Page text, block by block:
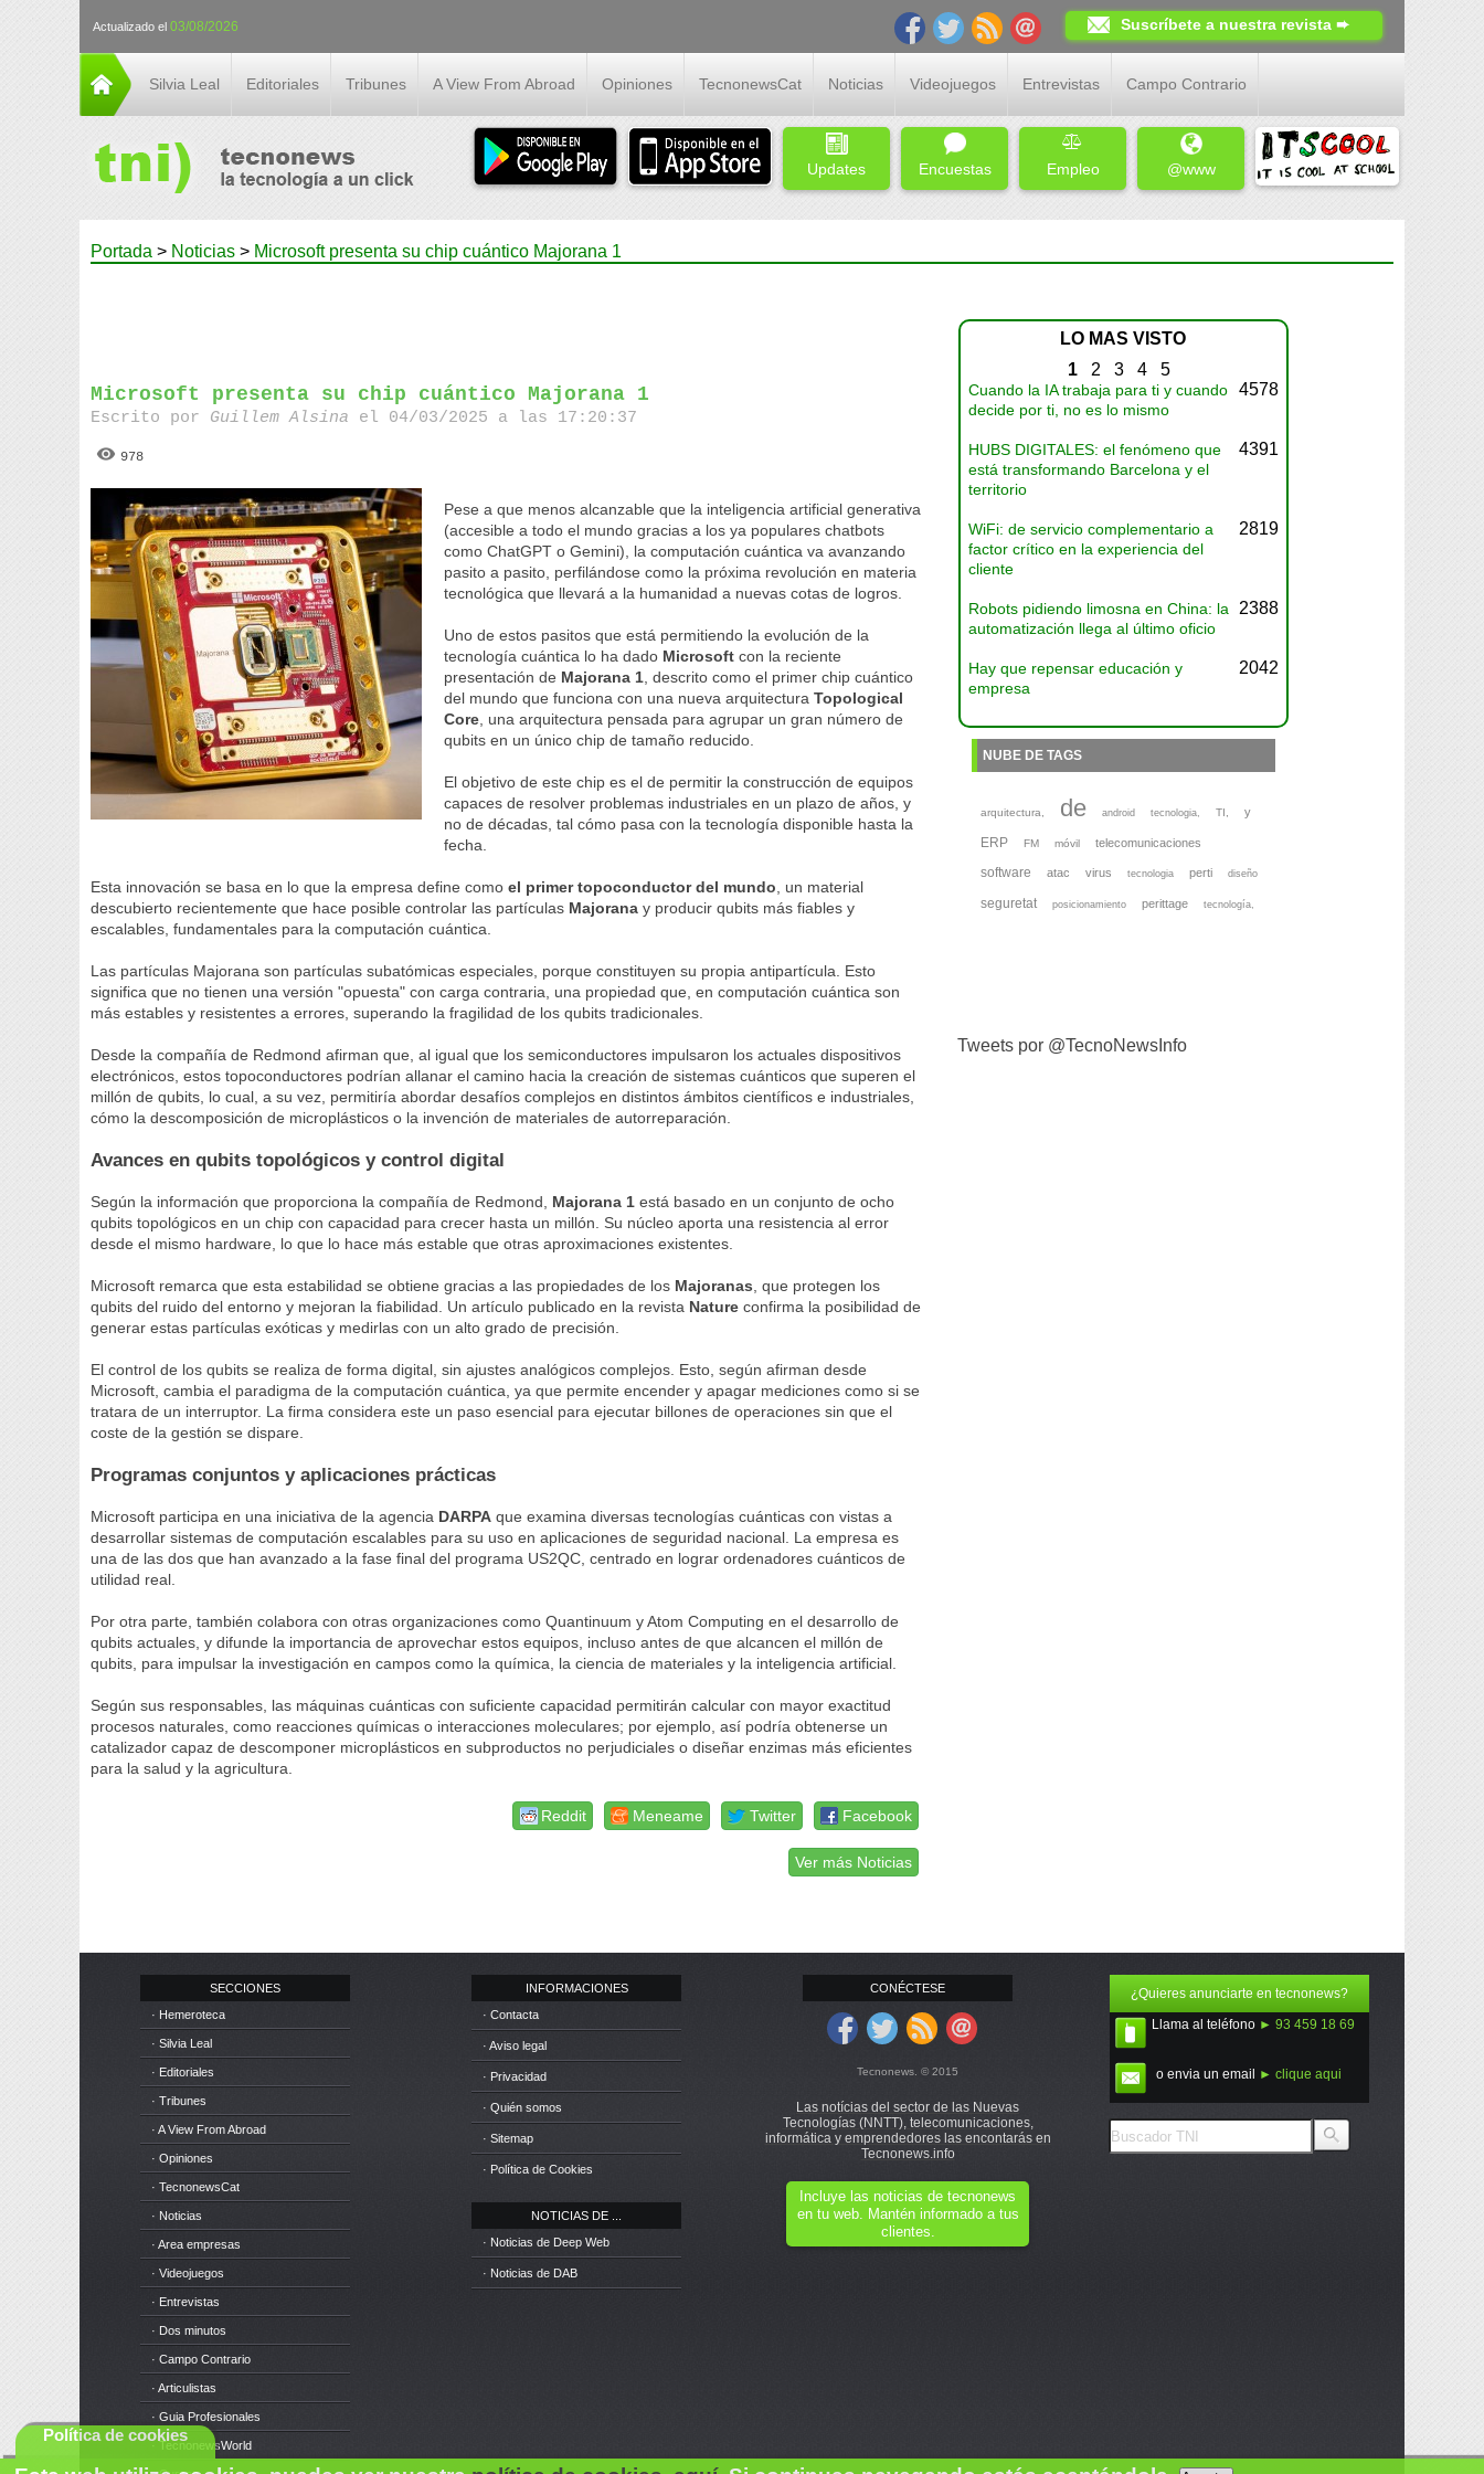
Actualizado el 03/08/2026 Suscríbete a nuestra revista ➨
Silvia Leal Editoriales Tribunes A View From Abroad Opiniones TecnonewsCat Noticias Videojuegos Entrevistas Campo Contrario
Updates Encuestas Empleo @www
Portada > Noticias > Microsoft presenta su chip cuántico Majorana 1
Microsoft presenta su chip cuántico Majorana 1
Escrito por Guillem Alsina el 04/03/2025 a las 17:20:37
978
Pese a que menos alcanzable que la inteligencia artificial generativa
(accesible a todo el mundo gracias a los ya populares chatbots
como ChatGPT o Gemini), la computación cuántica va avanzando
pasito a pasito, perfilándose como la próxima revolución en materia
tecnológica que llevará a la humanidad a nuevas cotas de logros.
Uno de estos pasitos que está permitiendo la evolución de la
tecnología cuántica lo ha dado Microsoft con la reciente
presentación de Majorana 1 , descrito como el primer chip cuántico
del mundo que funciona con una nueva arquitecturaTopological
Core , una arquitectura pensada para agrupar un gran número de
qubits en un único chip de tamaño reducido.
El objetivo de este chip es el de permitir la construcción de equipos
capaces de resolver problemas industriales en un plazo de años, y
no de décadas, tal cómo pasa con la tecnología disponible hasta la
fecha.
Esta innovación se basa en lo que la empresa define comoel primer topoconductor del mundo , un material
descubierto recientemente que hace posible controlar las partículas Majorana y producir qubits más fiables y
escalables, fundamentales para la computación cuántica.
Las partículas Majorana son partículas subatómicas especiales, porque constituyen su propia antipartícula. Esto
significa que no tienen una versión "opuesta" con carga contraria, una propiedad que, en computación cuántica son
más estables y resistentes a errores, superando la fragilidad de los qubits tradicionales.
Desde la compañía de Redmond afirman que, al igual que los semiconductores impulsaron los actuales dispositivos
electrónicos, estos topoconductores podrían allanar el camino hacia la creación de sistemas cuánticos que superen el
millón de qubits, lo cual, a su vez, permitiría abordar desafíos complejos en distintos ámbitos científicos e industriales,
cómo la descomposición de microplásticos o la invención de materiales de autorreparación.
Avances en qubits topológicos y control digital
Según la información que proporciona la compañía de Redmond, Majorana 1 está basado en un conjunto de ocho
qubits topológicos en un chip con capacidad para crecer hasta un millón. Su núcleo aporta una resistencia al error
desde el mismo hardware, lo que lo hace más estable que otras aproximaciones existentes.
Microsoft remarca que esta estabilidad se obtiene gracias a las propiedades de los Majoranas , que protegen los
qubits del ruido del entorno y mejoran la fiabilidad. Un artículo publicado en la revista Nature confirma la posibilidad de
generar estas partículas exóticas y medirlas con un alto grado de precisión.
El control de los qubits se realiza de forma digital, sin ajustes analógicos complejos. Esto, según afirman desde
Microsoft, cambia el paradigma de la computación cuántica, ya que permite encender y apagar mediciones como si se
tratara de un interruptor. La firma considera este un paso esencial para ejecutar billones de operaciones sin que el
coste de la gestión se dispare.
Programas conjuntos y aplicaciones prácticas
Microsoft participa en una iniciativa de la agencia DARPA que examina diversas tecnologías cuánticas con vistas a
desarrollar sistemas de computación escalables para su uso en aplicaciones de seguridad nacional. La empresa es
una de las dos que han avanzado a la fase final del programa US2QC, centrado en lograr ordenadores cuánticos de
utilidad real.
Por otra parte, también colabora con otras organizaciones como Quantinuum y Atom Computing en el desarrollo de
qubits actuales, y difunde la importancia de aprovechar estos equipos, incluso antes de que alcancen el millón de
qubits, para impulsar la investigación en campos como la química, la ciencia de materiales y la inteligencia artificial.
Según sus responsables, las máquinas cuánticas con suficiente capacidad permitirán calcular con mayor exactitud
procesos naturales, como reacciones químicas o interacciones moleculares; por ejemplo, así podría obtenerse un
catalizador capaz de descomponer microplásticos en subproductos no perjudiciales o diseñar enzimas más eficientes
para la salud y la agricultura.
Facebook
Twitter
Meneame
Reddit
Ver más Noticias
LO MAS VISTO
1 2 3 4 5
Cuando la IA trabaja para ti y cuando
decide por ti, no es lo mismo
4578
HUBS DIGITALES: el fenómeno que
está transformando Barcelona y el
territorio
4391
WiFi: de servicio complementario a
factor crítico en la experiencia del
cliente
2819
Robots pidiendo limosna en China: la
automatización llega al último oficio
2388
Hay que repensar educación y
empresa
2042
NUBE DE TAGS
arquitectura, de android tecnologia, TI, y
ERP FM móvil telecomunicaciones
software atac virus tecnologia perti diseño
seguretat posicionamiento perittage tecnología,
Tweets por @TecnoNewsInfo
SECCIONES
· Hemeroteca
· Silvia Leal
· Editoriales
· Tribunes
· A View From Abroad
· Opiniones
· TecnonewsCat
· Noticias
· Area empresas
· Videojuegos
· Entrevistas
· Dos minutos
· Campo Contrario
· Articulistas
· Guia Profesionales
· TecnonewsWorld
INFORMACIONES
· Contacta
· Aviso legal
· Privacidad
· Quién somos
· Sitemap
· Política de Cookies
NOTICIAS DE ...
· Noticias de Deep Web
· Noticias de DAB
CONÉCTESE
Tecnonews. © 2015
Las notícias del sector de las Nuevas
Tecnologías (NNTT), telecomunicaciones,
informática y emprendedores las encontarás en
Tecnonews.info
Incluye las noticias de tecnonews
en tu web. Mantén informado a tus
clientes.
¿Quieres anunciarte en tecnonews?
Llama al teléfono ► 93 459 18 69
o envia un email ► clique aqui
Política de cookies